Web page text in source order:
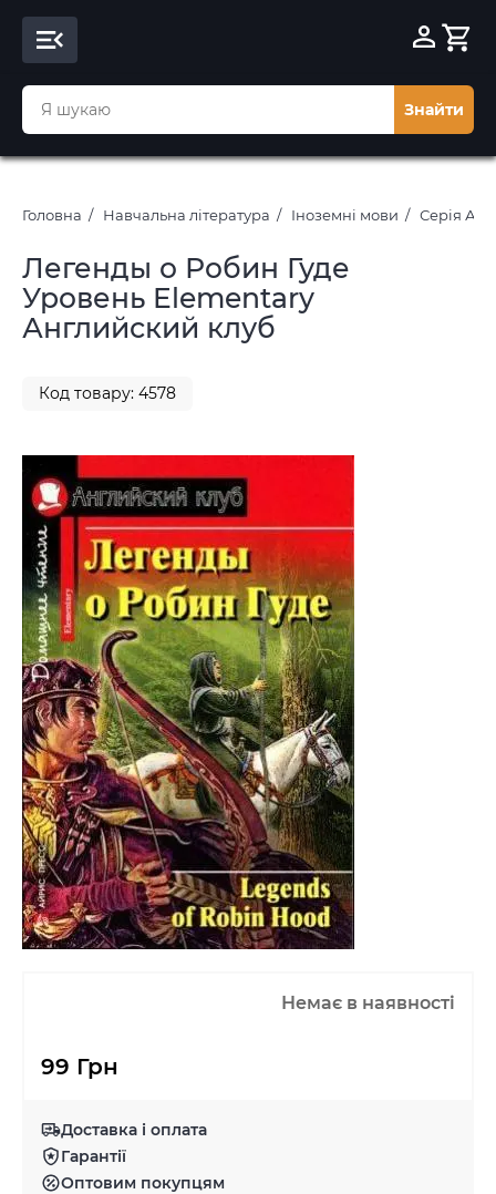
Знайти
Головна Навчальна література Іноземні мови Серія
Легенды о Робин Гуде
Уровень Elementary
Английский клуб
Код товару: 4578
Немає в наявності
99 Грн
Доставка і оплата
Гарантії
Оптовим покупцям